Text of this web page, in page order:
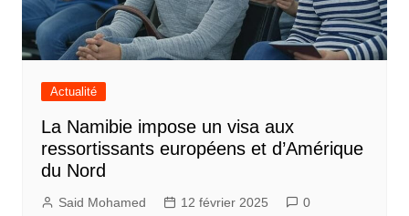
Actualité
La Namibie impose un visa aux
ressortissants européens et d’Amérique
du Nord
Said Mohamed 12 février 2025 0